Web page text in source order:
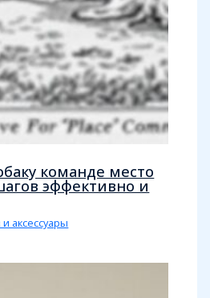
команде место
эффективно и
аксессуары